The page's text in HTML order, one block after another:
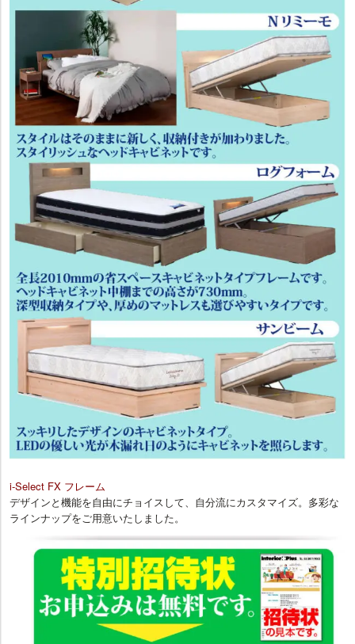
i-Select FX フレーム
デザインと機能を自由にチョイスして、自分流にカスタマイズ。多彩な
ラインナップをご用意いたしました。